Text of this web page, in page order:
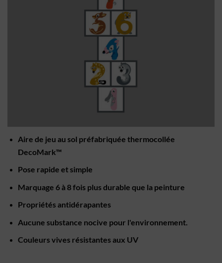
Aire de jeu au sol préfabriquée thermocollée
DecoMark™
Pose rapide et simple
Marquage 6 à 8 fois plus durable que la peinture
Propriétés antidérapantes
Aucune substance nocive pour l'environnement.
Couleurs vives résistantes aux UV